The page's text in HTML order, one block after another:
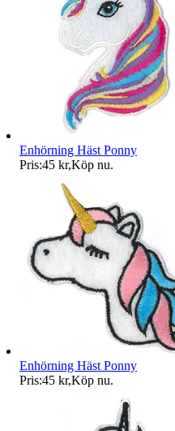
Enhörning Häst Ponny
Pris:45 kr,Köp nu.
Enhörning Häst Ponny
Pris:45 kr,Köp nu.